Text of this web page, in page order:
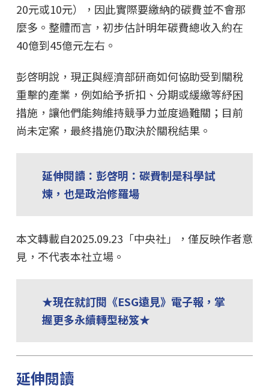
20元或10元），因此實際要繳納的碳費並不會那
麼多。整體而言，初步估計明年碳費總收入約在
40億到45億元左右。
彭啓明說，現正與經濟部研商如何協助受到關稅
重擊的產業，例如給予折扣、分期或緩繳等紓困
措施，讓他們能夠維持競爭力並度過難關；目前
尚未定案，最終措施仍取決於關稅結果。
延伸閱讀：彭啓明：碳費制是科學試
煉，也是政治修羅場
本文轉載自2025.09.23「中央社」，僅反映作者意
見，不代表本社立場。
★現在就訂閱《ESG遠見》電子報，掌
握更多永續轉型秘笈★
延伸閱讀